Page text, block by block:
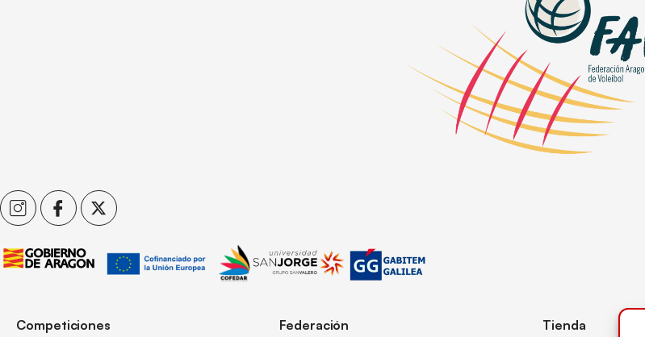
Competiciones Federación Tienda